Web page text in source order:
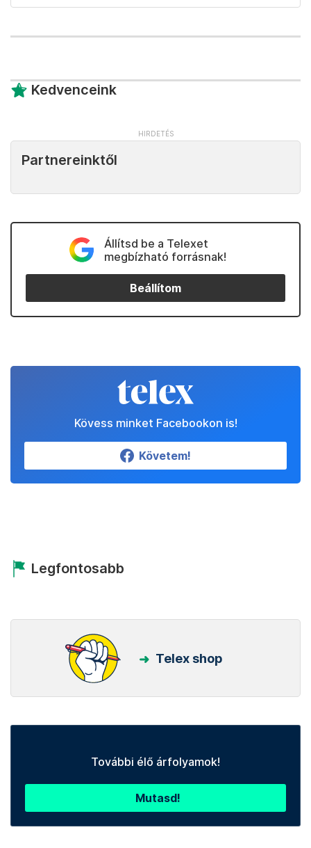
Kedvenceink
Partnereinktől
Állítsd be a Telexet
megbízható forrásnak!
Beállítom
Kövess minket Facebookon is!
Követem!
Legfontosabb
Telex shop
További élő árfolyamok!
Mutasd!